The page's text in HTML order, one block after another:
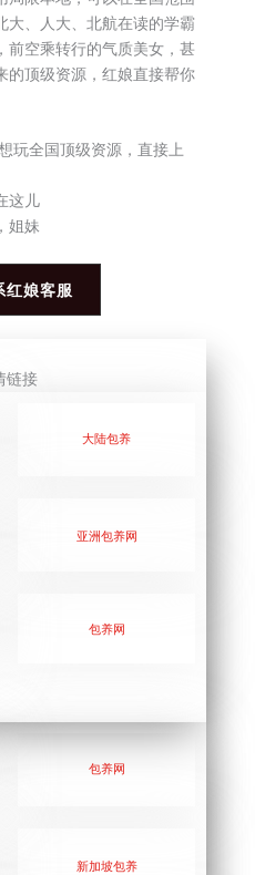
大、人大、北航在读的学霸
前空乘转行的气质美女，甚
的顶级资源，红娘直接帮你
玩全国顶级资源，直接上
这儿
姐妹
红娘客服
链接
大陆包养
亚洲包养网
包养网
包养网
新加坡包养